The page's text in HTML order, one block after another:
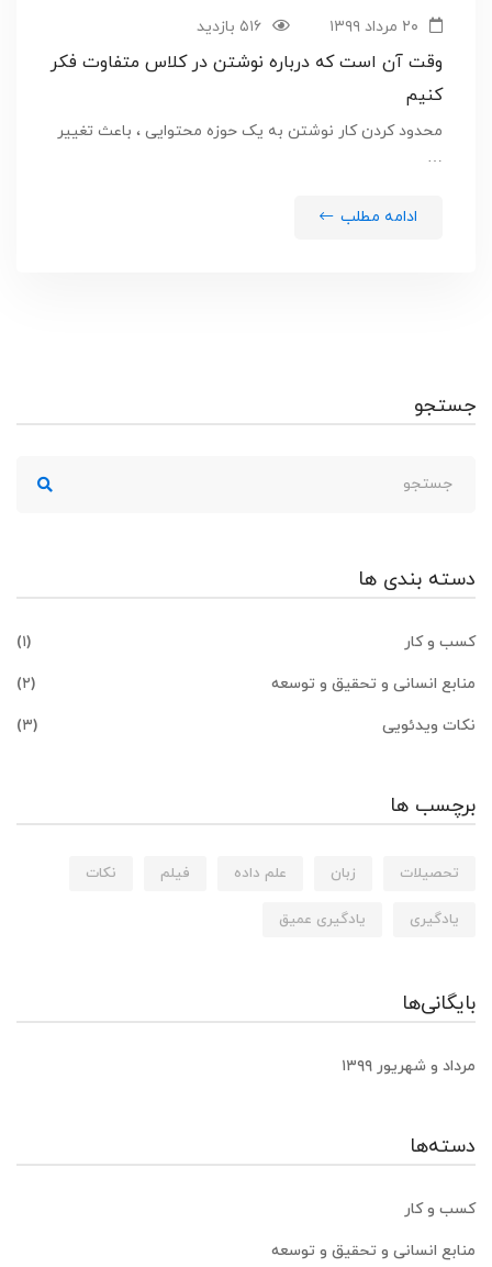
۲۰ مرداد ۱۳۹۹ ۵۱۶ بازدید
وقت آن است که درباره نوشتن در کلاس متفاوت فکر
کنیم
محدود کردن کار نوشتن به یک حوزه محتوایی ، باعث تغییر
…
ادامه مطلب
جستجو
برای:
دسته بندی ها
کسب و کار
(۱)
منابع انسانی و تحقیق و توسعه
(۲)
نکات ویدئویی
(۳)
برچسب ها
تحصیلات زبان علم داده فیلم نکات
یادگیری یادگیری عمیق
بایگانی‌ها
مرداد و شهریور ۱۳۹۹
دسته‌ها
کسب و کار
منابع انسانی و تحقیق و توسعه